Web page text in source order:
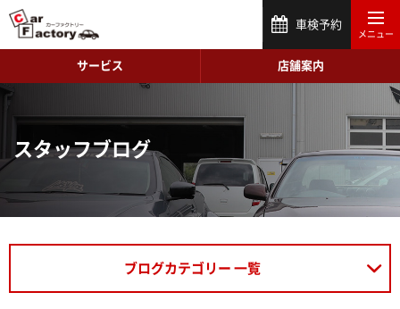
車検予約
サービス 店舗案内
スタッフブログ
ブログカテゴリー 一覧